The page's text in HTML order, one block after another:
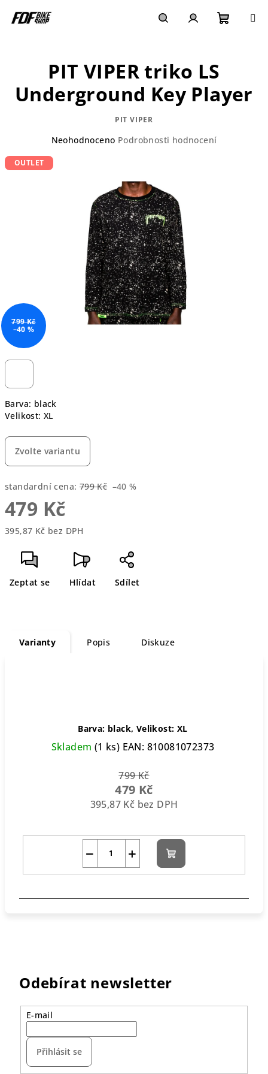
Barva: black
Velikost: XL
Zvolte variantu
standardní cena: 799 Kč –40 %
479 Kč
395,87 Kč bez DPH
cena:
Zeptat se Hlídat Sdílet
PIT VIPER triko LS
Underground Key Player
PIT VIPER
Průměrné
produktu
hvězdiček.
Neohodnoceno Podrobnosti hodnocení
OUTLET
799 Kč
–40 %
Varianty Popis Diskuze
Barva: black, Velikost: XL
Skladem (1 ks) EAN: 810081072373
799 Kč
479 Kč
395,87 Kč bez DPH
+
− Do
košíku
Odebírat newsletter
E-mail
Přihlásit se